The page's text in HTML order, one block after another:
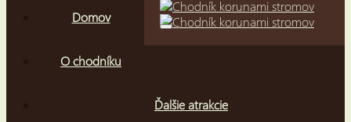
Domov
O chodníku
Ďalšie atrakcie